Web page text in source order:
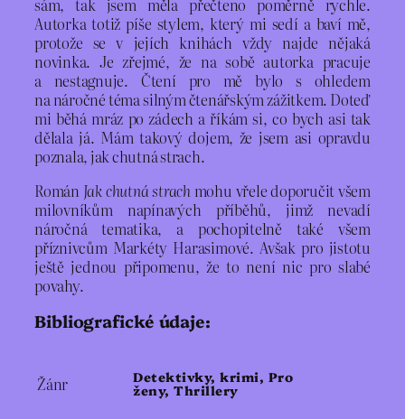
sám, tak jsem měla přečteno poměrně rychle.
Autorka totiž píše stylem, který mi sedí a baví mě,
protože se v jejích knihách vždy najde nějaká
novinka. Je zřejmé, že na sobě autorka pracuje
a nestagnuje. Čtení pro mě bylo s ohledem
na náročné téma silným čtenářským zážitkem. Doteď
mi běhá mráz po zádech a říkám si, co bych asi tak
dělala já. Mám takový dojem, že jsem asi opravdu
poznala, jak chutná strach.
Román Jak chutná strach mohu vřele doporučit všem
milovníkům napínavých příběhů, jimž nevadí
náročná tematika, a pochopitelně také všem
příznivcům Markéty Harasimové. Avšak pro jistotu
ještě jednou připomenu, že to není nic pro slabé
povahy.
Bibliografické údaje:
Žánr Detektivky, krimi, Pro
ženy, Thrillery